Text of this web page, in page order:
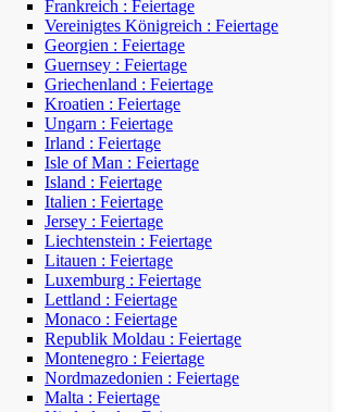
Frankreich : Feiertage
Vereinigtes Königreich : Feiertage
Georgien : Feiertage
Guernsey : Feiertage
Griechenland : Feiertage
Kroatien : Feiertage
Ungarn : Feiertage
Irland : Feiertage
Isle of Man : Feiertage
Island : Feiertage
Italien : Feiertage
Jersey : Feiertage
Liechtenstein : Feiertage
Litauen : Feiertage
Luxemburg : Feiertage
Lettland : Feiertage
Monaco : Feiertage
Republik Moldau : Feiertage
Montenegro : Feiertage
Nordmazedonien : Feiertage
Malta : Feiertage